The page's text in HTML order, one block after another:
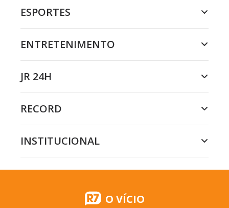
ESPORTES
ENTRETENIMENTO
JR 24H
RECORD
INSTITUCIONAL
O VÍCIO